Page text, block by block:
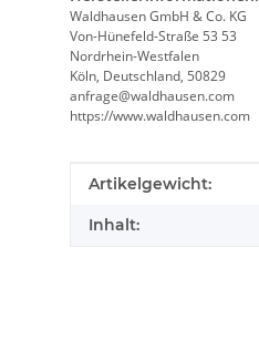
Waldhausen GmbH & Co. KG
Von-Hünefeld-Straße 53 53
Nordrhein-Westfalen
Köln, Deutschland, 50829
anfrage@waldhausen.com
https://www.waldhausen.com
Produkteigenschaft
Wert
Artikelgewicht:
Inhalt: